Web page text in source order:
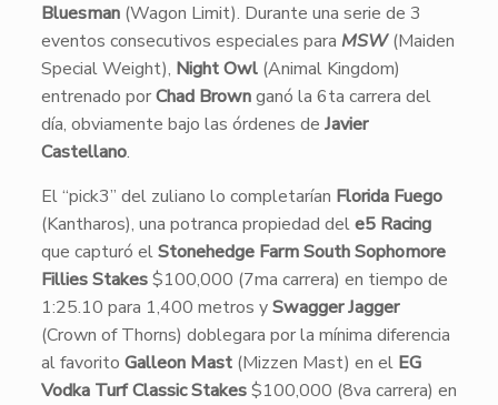
Bluesman(Wagon Limit). Durante una serie de 3
eventos consecutivos especiales para MSW(Maiden
Special Weight), Night Owl(Animal Kingdom)
entrenado porChad Brownganó la 6ta carrera del
día, obviamente bajo las órdenes de Javier
Castellano.
El “pick3” del zuliano lo completarían Florida Fuego
(Kantharos), una potranca propiedad dele5 Racing
que capturó elStonehedge Farm South Sophomore
Fillies Stakes$100,000 (7ma carrera) en tiempo de
1:25.10 para 1,400 metros ySwagger Jagger
(Crown of Thorns) doblegara por la mínima diferencia
al favorito Galleon Mast(Mizzen Mast) en el EG
Vodka Turf Classic Stakes$100,000 (8va carrera) en